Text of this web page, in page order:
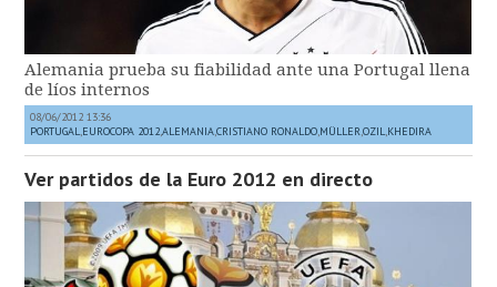
Alemania prueba su fiabilidad ante una Portugal llena
de líos internos
08/06/2012 13:36
PORTUGAL EUROCOPA 2012,ALEMANIA,CRISTIANO RONALDO MÜLLER ,OZIL KHEDIRA
Ver partidos de la Euro 2012 en directo